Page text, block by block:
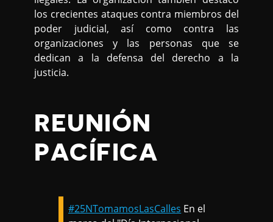
los crecientes ataques contra miembros del
poder judicial, así como contra las
organizaciones y las personas que se
dedican a la defensa del derecho a la
justicia.
REUNIÓN
PACÍFICA
#25NTomamosLasCalles En el